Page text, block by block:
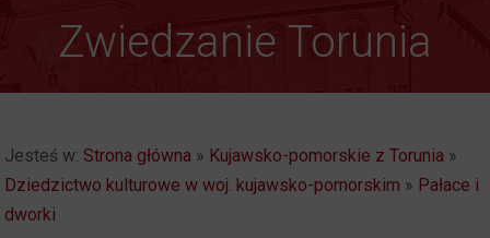
Zwiedzanie Torunia
Jesteś w: Strona główna » Kujawsko-pomorskie z Torunia »
Dziedzictwo kulturowe w woj. kujawsko-pomorskim » Pałace i
dworki